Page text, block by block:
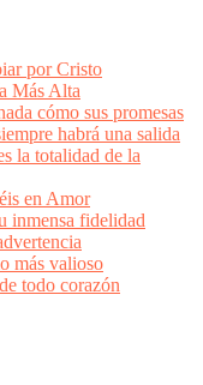
por Cristo
Más Alta
cómo sus promesas
habrá una salida
la totalidad de la
en Amor
inmensa fidelidad
más valioso
todo corazón